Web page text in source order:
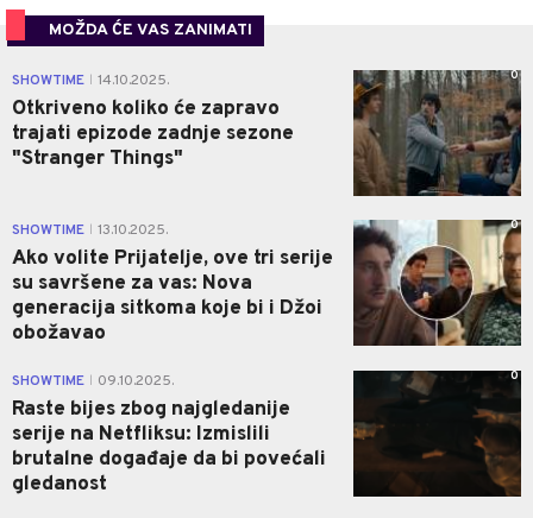
MOŽDA ĆE VAS ZANIMATI
SHOWTIME 14.10.2025.
Otkriveno koliko će zapravo
trajati epizode zadnje sezone
"Stranger Things"
0
SHOWTIME 13.10.2025.
Ako volite Prijatelje, ove tri serije
su savršene za vas: Nova
generacija sitkoma koje bi i Džoi
obožavao
0
SHOWTIME 09.10.2025.
Raste bijes zbog najgledanije
serije na Netfliksu: Izmislili
brutalne događaje da bi povećali
gledanost
0